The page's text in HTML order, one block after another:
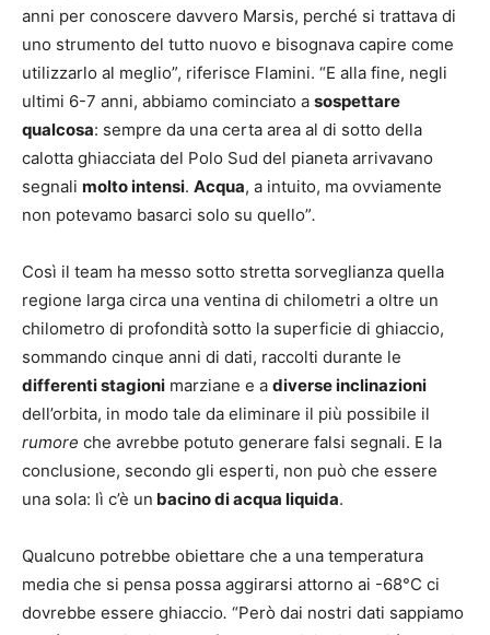
anni per conoscere davvero Marsis, perché si trattava di
uno strumento del tutto nuovo e bisognava capire come
utilizzarlo al meglio”, riferisce Flamini. “E alla fine, negli
ultimi 6-7 anni, abbiamo cominciato a sospettare
qualcosa: sempre da una certa area al di sotto della
calotta ghiacciata del Polo Sud del pianeta arrivavano
segnali molto intensi. Acqua, a intuito, ma ovviamente
non potevamo basarci solo su quello”.
Così il team ha messo sotto stretta sorveglianza quella
regione larga circa una ventina di chilometri a oltre un
chilometro di profondità sotto la superficie di ghiaccio,
sommando cinque anni di dati, raccolti durante le
differenti stagioni marziane e a diverse inclinazioni
dell’orbita, in modo tale da eliminare il più possibile il
rumore che avrebbe potuto generare falsi segnali. E la
conclusione, secondo gli esperti, non può che essere
una sola: lì c’è un bacino di acqua liquida.
Qualcuno potrebbe obiettare che a una temperatura
media che si pensa possa aggirarsi attorno ai -68°C ci
dovrebbe essere ghiaccio. “Però dai nostri dati sappiamo